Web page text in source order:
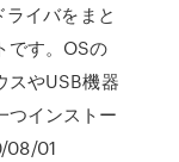
イバをまと
です。OSの
スやUSB機器
つインストー
08/01